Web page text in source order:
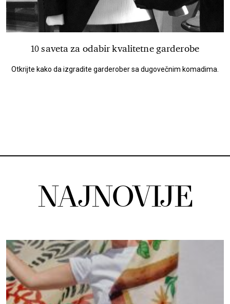
10 saveta za odabir kvalitetne garderobe
Otkrijte kako da izgradite garderober sa dugovečnim komadima.
NAJNOVIJE